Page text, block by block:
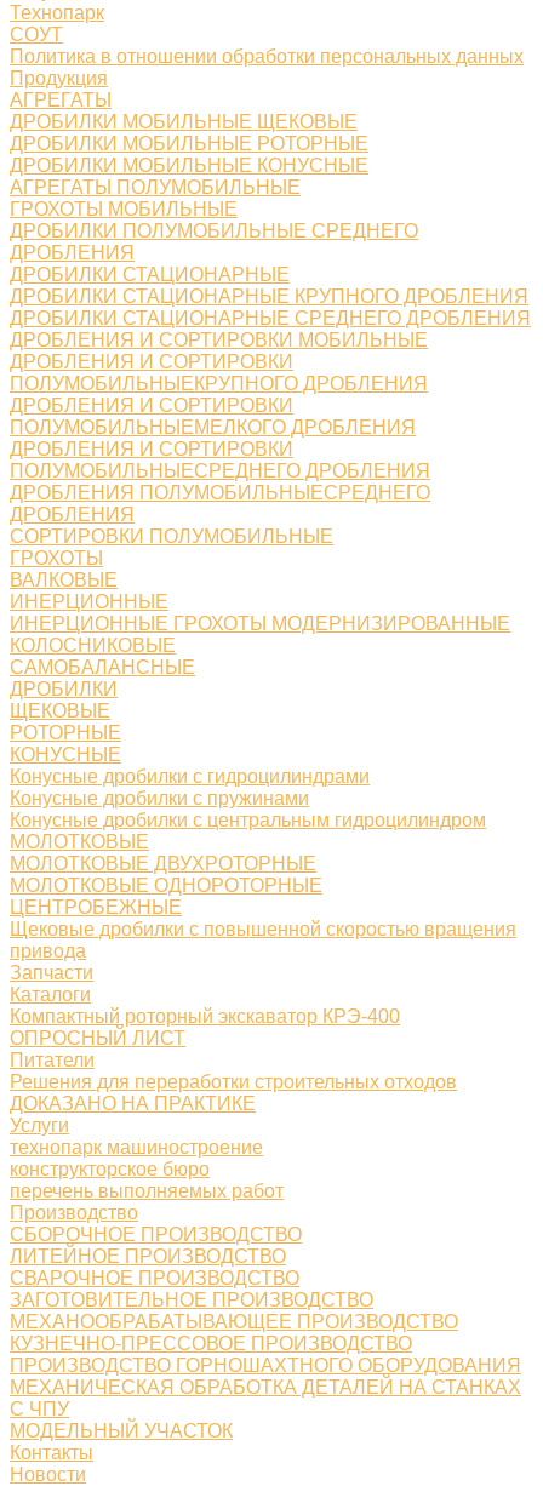
Технопарк
СОУТ
Политика в отношении обработки персональных данных
Продукция
АГРЕГАТЫ
ДРОБИЛКИ МОБИЛЬНЫЕ ЩЕКОВЫЕ
ДРОБИЛКИ МОБИЛЬНЫЕ РОТОРНЫЕ
ДРОБИЛКИ МОБИЛЬНЫЕ КОНУСНЫЕ
АГРЕГАТЫ ПОЛУМОБИЛЬНЫЕ
ГРОХОТЫ МОБИЛЬНЫЕ
ДРОБИЛКИ ПОЛУМОБИЛЬНЫЕ СРЕДНЕГО
ДРОБЛЕНИЯ
ДРОБИЛКИ СТАЦИОНАРНЫЕ
ДРОБИЛКИ СТАЦИОНАРНЫЕ КРУПНОГО ДРОБЛЕНИЯ
ДРОБИЛКИ СТАЦИОНАРНЫЕ СРЕДНЕГО ДРОБЛЕНИЯ
ДРОБЛЕНИЯ И СОРТИРОВКИ МОБИЛЬНЫЕ
ДРОБЛЕНИЯ И СОРТИРОВКИ
ПОЛУМОБИЛЬНЫЕКРУПНОГО ДРОБЛЕНИЯ
ДРОБЛЕНИЯ И СОРТИРОВКИ
ПОЛУМОБИЛЬНЫЕМЕЛКОГО ДРОБЛЕНИЯ
ДРОБЛЕНИЯ И СОРТИРОВКИ
ПОЛУМОБИЛЬНЫЕСРЕДНЕГО ДРОБЛЕНИЯ
ДРОБЛЕНИЯ ПОЛУМОБИЛЬНЫЕСРЕДНЕГО
ДРОБЛЕНИЯ
СОРТИРОВКИ ПОЛУМОБИЛЬНЫЕ
ГРОХОТЫ
ВАЛКОВЫЕ
ИНЕРЦИОННЫЕ
ИНЕРЦИОННЫЕ ГРОХОТЫ МОДЕРНИЗИРОВАННЫЕ
КОЛОСНИКОВЫЕ
САМОБАЛАНСНЫЕ
ДРОБИЛКИ
ЩЕКОВЫЕ
РОТОРНЫЕ
КОНУСНЫЕ
Конусные дробилки с гидроцилиндрами
Конусные дробилки с пружинами
Конусные дробилки с центральным гидроцилиндром
МОЛОТКОВЫЕ
МОЛОТКОВЫЕ ДВУХРОТОРНЫЕ
МОЛОТКОВЫЕ ОДНОРОТОРНЫЕ
ЦЕНТРОБЕЖНЫЕ
Щековые дробилки с повышенной скоростью вращения
привода
Запчасти
Каталоги
Компактный роторный экскаватор КРЭ-400
ОПРОСНЫЙ ЛИСТ
Питатели
Решения для переработки строительных отходов
ДОКАЗАНО НА ПРАКТИКЕ
Услуги
технопарк машиностроение
конструкторское бюро
перечень выполняемых работ
Производство
СБОРОЧНОЕ ПРОИЗВОДСТВО
ЛИТЕЙНОЕ ПРОИЗВОДСТВО
СВАРОЧНОЕ ПРОИЗВОДСТВО
ЗАГОТОВИТЕЛЬНОЕ ПРОИЗВОДСТВО
МЕХАНООБРАБАТЫВАЮЩЕЕ ПРОИЗВОДСТВО
КУЗНЕЧНО-ПРЕССОВОЕ ПРОИЗВОДСТВО
ПРОИЗВОДСТВО ГОРНОШАХТНОГО ОБОРУДОВАНИЯ
МЕХАНИЧЕСКАЯ ОБРАБОТКА ДЕТАЛЕЙ НА СТАНКАХ
С ЧПУ
МОДЕЛЬНЫЙ УЧАСТОК
Контакты
Новости